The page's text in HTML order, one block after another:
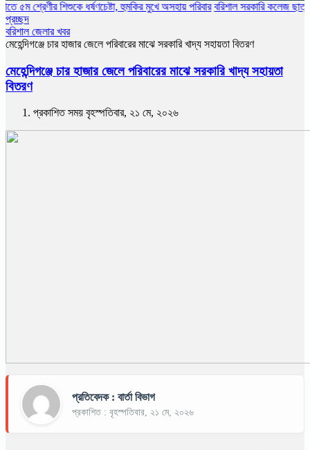
শিশুকে ধর্ষণচেষ্টা, হুমকির মুখে অসহায় পরিবার বরিশাল সরকারি কলেজ ছাত্রদলের
প্রচ্ছদ
বরিশাল জেলার খবর
মেহেন্দিগঞ্জে চার হাজার জেলে পরিবারের মাঝে সরকারি খাদ্য সহায়তা বিতরণ
মেহেন্দিগঞ্জে চার হাজার জেলে পরিবারের মাঝে সরকারি খাদ্য সহায়তা
বিতরণ
প্রকাশিত সময় বৃহস্পতিবার, ২১ মে, ২০২৬
প্রতিবেদক : বার্তা বিভাগ
প্রকাশিত : বৃহস্পতিবার, ২১ মে, ২০২৬